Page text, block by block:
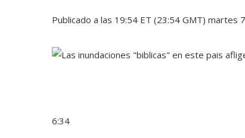
Publicado a las 19:54 ET (23:54 GMT) martes
6:34